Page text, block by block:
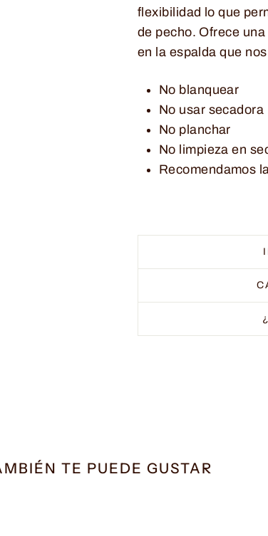
flexibilidad lo que
de pecho. Ofrece
en la espalda que
No blanquear
No usar secadora
No planchar
No limpieza en
Recomendamos
TE PUEDE GUSTAR